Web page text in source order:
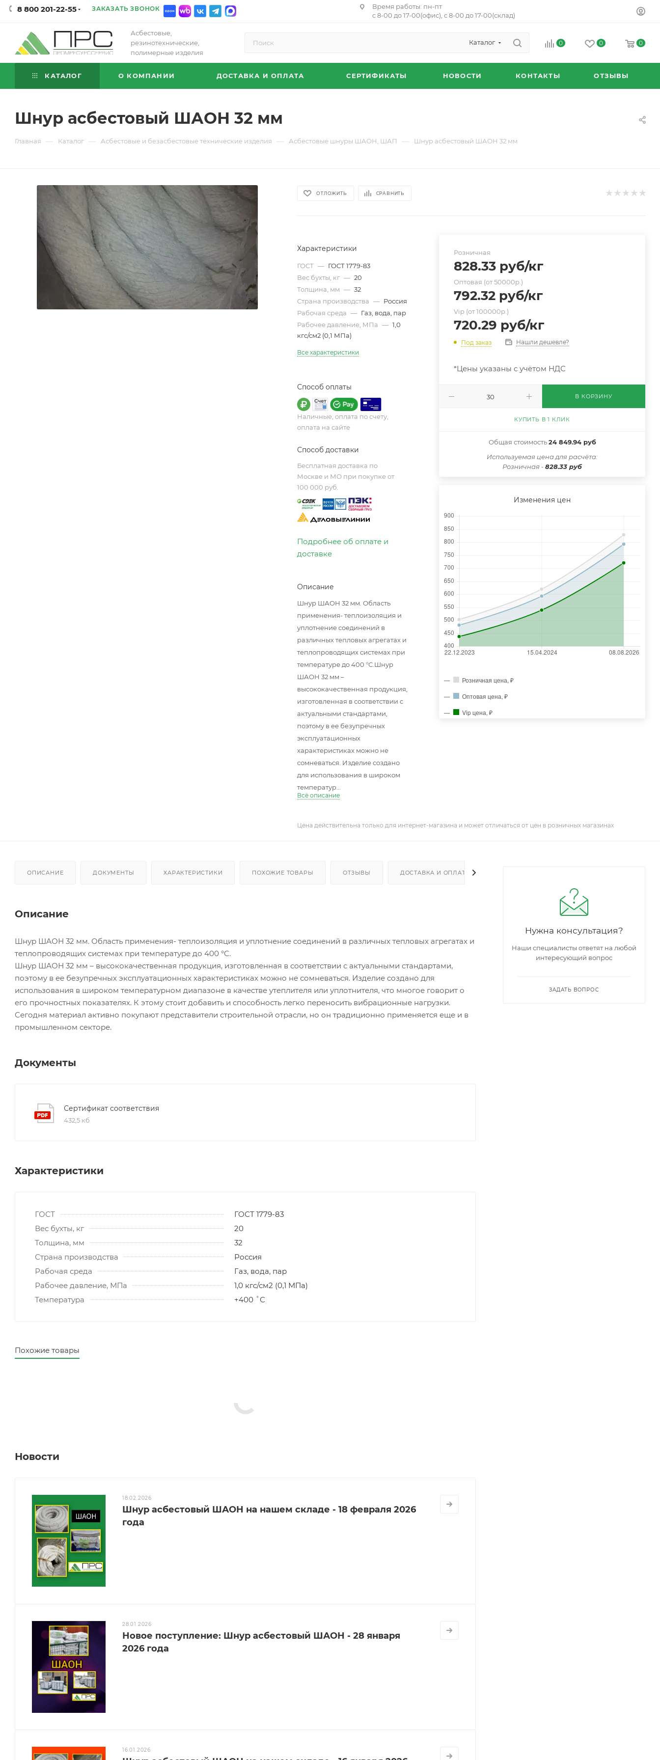
8 800 201-22-55 ЗАКАЗАТЬ ЗВОНОК
Время работы: пн-пт
с 8-00 до 17-00(офис), с 8-00 до 17-00(склад)
Асбестовые,
резинотехнические,
полимерные изделия
Каталог 0 0 0
КАТАЛОГ О КОМПАНИИ ДОСТАВКА И ОПЛАТА СЕРТИФИКАТЫ НОВОСТИ КОНТАКТЫ ОТЗЫВЫ
Шнур асбестовый ШАОН 32 мм
Главная — Каталог — Асбестовые и безасбестовые технические изделия — Асбеcтовые шнуры ШАОН, ШАП — Шнур асбестовый ШАОН 32 мм
ОТЛОЖИТЬ СРАВНИТЬ
Характеристики
ГОСТ — ГОСТ 1779-83
Вес бухты, кг — 20
Толщина, мм — 32
Страна производства — Россия
Рабочая среда — Газ, вода, пар
Рабочее давление, МПа — 1,0
кгс/см2 (0,1 МПа)
Все характеристики
Способ оплаты
Наличные, оплата по счету,
оплата на сайте
Способ доставки
Бесплатная доставка по
Москве и МО при покупке от
100 000 руб.
Подробнее об оплате и
доставке
Описание
Шнур ШАОН 32 мм. Область
применения- теплоизоляция и
уплотнение соединений в
различных тепловых агрегатах и
теплопроводящих системах при
температуре до 400 °С.Шнур
ШАОН 32 мм –
высококачественная продукция,
изготовленная в соответствии с
актуальными стандартами,
поэтому в ее безупречных
эксплуатационных
характеристиках можно не
сомневаться. Изделие создано
для использования в широком
температур...
Всё описание
Розничная
828.33 руб/кг
Оптовая (от 50000р.)
792.32 руб/кг
Vip (от 100000р.)
720.29 руб/кг
Под заказ Нашли дешевле?
*Цены указаны с учётом НДС
В КОРЗИНУ
КУПИТЬ В 1 КЛИК
Общая стоимость24 849.94 руб
Иcпользуемая цена для расчёта:
Розничная -828.33 руб
Изменения цен
Розничная цена, ₽
Оптовая цена, ₽
Vip цена, ₽
Цена действительна только для интернет-магазина и может отличаться от цен в розничных магазинах
ОПИСАНИЕ ДОКУМЕНТЫ ХАРАКТЕРИСТИКИ ПОХОЖИЕ ТОВАРЫ ОТЗЫВЫ ДОСТАВКА И ОПЛАТА
Описание
Шнур ШАОН 32 мм. Область применения- теплоизоляция и уплотнение соединений в различных тепловых агрегатах и
теплопроводящих системах при температуре до 400 °С.
Шнур ШАОН 32 мм – высококачественная продукция, изготовленная в соответствии с актуальными стандартами,
поэтому в ее безупречных эксплуатационных характеристиках можно не сомневаться. Изделие создано для
использования в широком температурном диапазоне в качестве утеплителя или уплотнителя, что многое говорит о
его прочностных показателях. К этому стоит добавить и способность легко переносить вибрационные нагрузки.
Сегодня материал активно покупают представители строительной отрасли, но он традиционно применяется еще и в
промышленном секторе.
Документы
Сертификат соответствия
432,5 кб
Характеристики
ГОСТ
ГОСТ 1779-83
Вес бухты, кг
20
Толщина, мм
32
Страна производства
Россия
Рабочая среда
Газ, вода, пар
Рабочее давление, МПа
1,0 кгс/см2 (0,1 МПа)
Температура
+400 ˚С
Похожие товары
Новости
18.02.2026
Шнур асбестовый ШАОН на нашем складе - 18 февраля 2026
года
28.01.2026
Новое поступление: Шнур асбестовый ШАОН - 28 января
2026 года
16.01.2026
Нужна консультация?
Наши специалисты ответят на любой
интересующий вопрос
ЗАДАТЬ ВОПРОС